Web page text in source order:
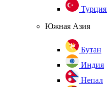
Турция
Южная Азия
Бутан
Индия
Непал